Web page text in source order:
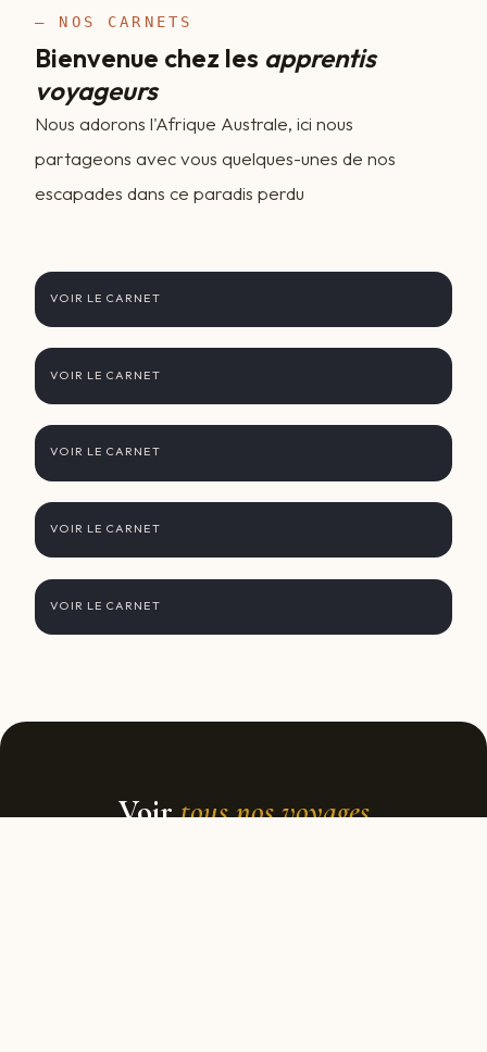
— NOS CARNETS
Bienvenue chez les apprentis
voyageurs
Nous adorons l'Afrique Australe, ici nous
partageons avec vous quelques-unes de nos
escapades dans ce paradis perdu
VOIR LE CARNET
Jour 1
VOIR LE CARNET
Jour 2
VOIR LE CARNET
Jour 3
VOIR LE CARNET
Jour 4
VOIR LE CARNET
Voirtous nos voyages